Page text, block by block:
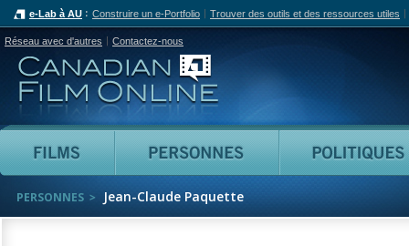
e-Lab à AU Construire un e-Portfolio Trouver des outils et des ressources utiles
Réseau avec d'autres Contactez-nous
Canadian Film Online
Films Personnes
PERSONNES Jean-Claude Paquette